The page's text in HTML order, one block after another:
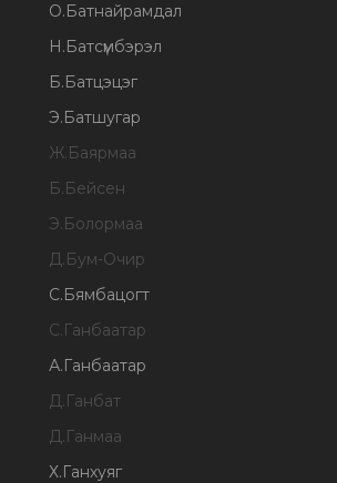
О.Батнайрамдал
Н.Батсүмбэрэл
Б.Батцэцэг
Э.Батшугар
Ж.Баярмаа
Б.Бейсен
Э.Болормаа
Д.Бум-Очир
С.Бямбацогт
С.Ганбаатар
А.Ганбаатар
Д.Ганбат
Д.Ганмаа
Х.Ганхуяг